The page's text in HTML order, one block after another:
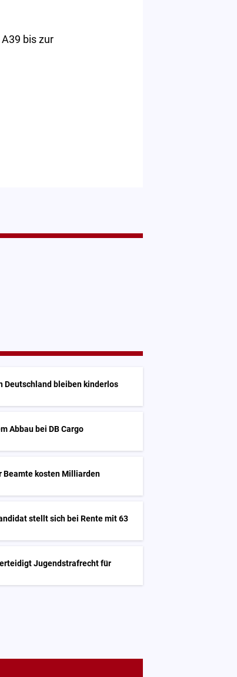
bis zur
Deutschland bleiben kinderlos
Abbau bei DB Cargo
Beamte kosten Milliarden
stellt sich bei Rente mit 63
Jugendstrafrecht für